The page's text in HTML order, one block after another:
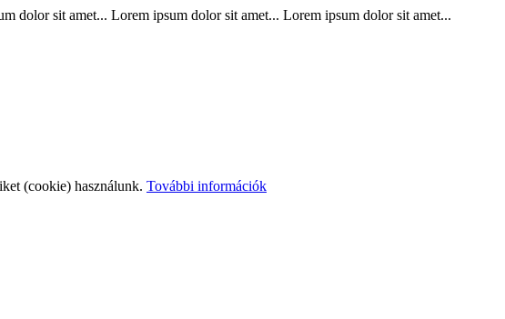
dolor sit amet... Lorem ipsum dolor sit amet... Lorem ipsum dolor sit amet...
(cookie) használunk. További információk